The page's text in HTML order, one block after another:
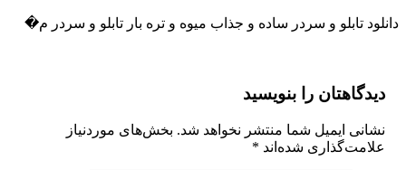
دانلود تابلو و سردر ساده و جذاب میوه و تره بار تابلو و سردر م�
دیدگاهتان را بنویسید
نشانی ایمیل شما منتشر نخواهد شد. بخش‌های موردنیاز
علامت‌گذاری شده‌اند *